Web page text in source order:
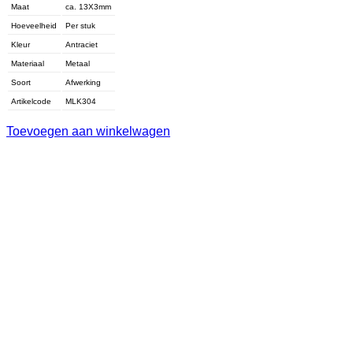
Maat ca. 13X3mm
Hoeveelheid Per stuk
Kleur Antraciet
Materiaal Metaal
Soort Afwerking
Artikelcode MLK304
Toevoegen aan winkelwagen